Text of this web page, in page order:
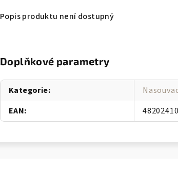
Popis produktu není dostupný
Doplňkové parametry
Kategorie:
EAN: